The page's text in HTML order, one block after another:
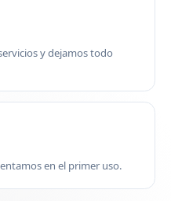
y dejamos todo
en el primer uso.